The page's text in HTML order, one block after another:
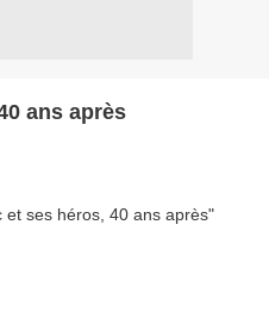
ans après